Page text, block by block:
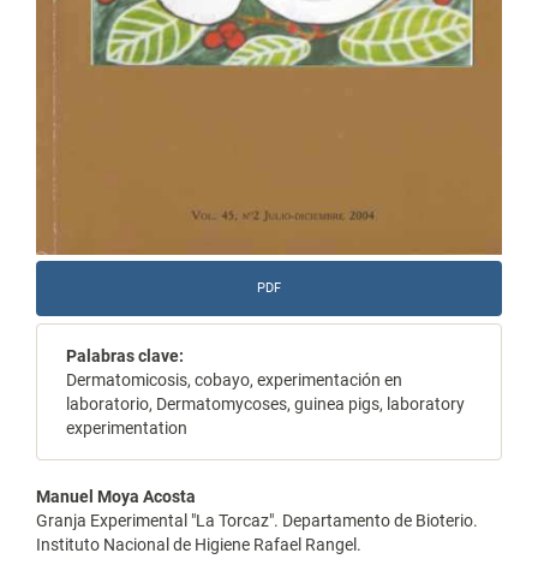
PDF
Palabras clave:
Dermatomicosis, cobayo, experimentación en
laboratorio, Dermatomycoses, guinea pigs, laboratory
experimentation
Contenido
principal
Manuel Moya Acosta
Granja Experimental "La Torcaz". Departamento de Bioterio.
Instituto Nacional de Higiene Rafael Rangel.